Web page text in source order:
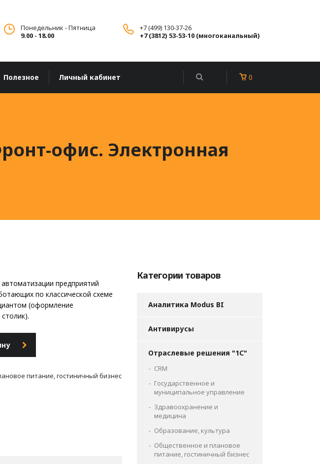
+7 (499) 130-37-26
+7 (3812) 53-53-10 (многоканальный)
Понедельник - Пятница
9.00 - 18.00
Полезное Личный кабинет 0
офис. Электронная
предприятий
по классической схеме
(оформление
питание, гостиничный бизнес
Категории товаров
Аналитика Modus BI
Антивирусы
Отраслевые решения "1С"
CRM
Государственное и
муниципальное управление
Здравоохранение и
медицина
Образование, культура
Общественное и плановое
питание, гостиничный бизнес